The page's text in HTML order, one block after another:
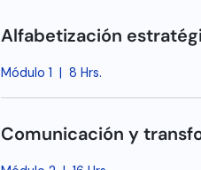
Alfabetización
Módulo 1 | 8 Hrs.
Comunicación y